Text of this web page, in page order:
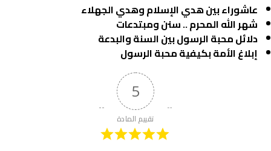
عاشوراء بين هدي الإسلام وهدي الجهلاء
شهر الله المحرم .. سنن ومبتدعات
دلائل محبة الرسول بين السنة والبدعة
إبلاغ الأمة بكيفية محبة الرسول
5
تقييم المادة